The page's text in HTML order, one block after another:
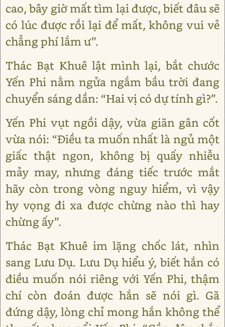
cao, bây giờ mất tìm lại được, biết đâu sẽ
có lúc được rồi lại để mất, không vui vẻ
chẳng phí lắm ư”.
Thác Bạt Khuê lật mình lại, bắt chước
Yến Phi nằm ngửa ngắm bầu trời đang
chuyển sáng dần: “Hai vị có dự tính gì?”.
Yến Phi vụt ngồi dậy, vừa giãn gân cốt
vừa nói: “Điều ta muốn nhất là ngủ một
giấc thật ngon, không bị quấy nhiễu
mảy may, nhưng đáng tiếc trước mắt
hãy còn trong vòng nguy hiểm, vì vậy
hy vọng đi xa được chừng nào thì hay
chừng ấy”.
Thác Bạt Khuê im lặng chốc lát, nhìn
sang Lưu Dụ. Lưu Dụ hiểu ý, biết hắn có
điều muốn nói riêng với Yến Phi, thậm
chí còn đoán được hắn sẽ nói gì. Gã
đứng dậy, lòng chỉ mong hắn không thể